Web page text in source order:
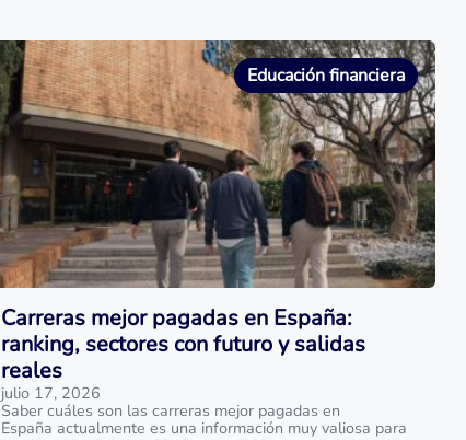
Educación financiera
Carreras mejor pagadas en España:
ranking, sectores con futuro y salidas
reales
julio 17, 2026
Saber cuáles son las carreras mejor pagadas en
España actualmente es una información muy valiosa para